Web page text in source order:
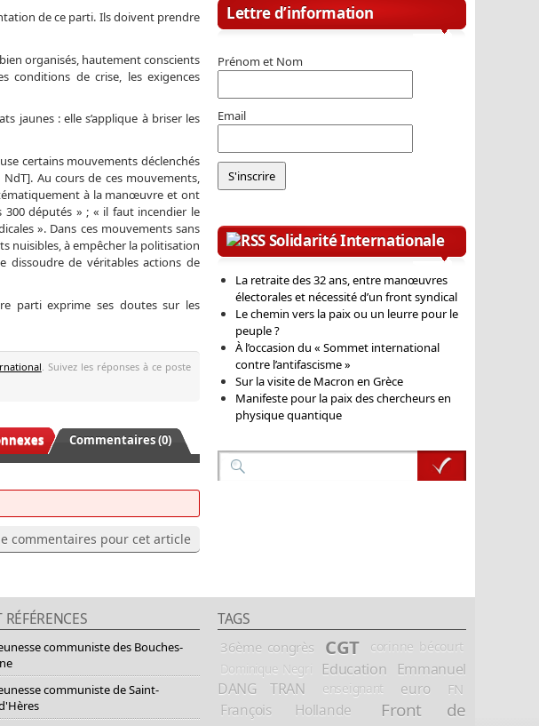
de ce parti. Ils doivent prendre
organisés, hautement conscients
conditions de crise, les exigences
jaunes : elle s’applique à briser les
certains mouvements déclenchés
Au cours de ces mouvements,
à la manœuvre et ont
députés » ; « il faut incendier le
». Dans ces mouvements sans
nuisibles, à empêcher la politisation
dissoudre de véritables actions de
parti exprime ses doutes sur les
. Suivez les réponses à ce poste
Commentaires (0)
commentaires pour cet article
Lettre d’information
Prénom et Nom
Email
Solidarité Internationale
La retraite des 32 ans, entre manœuvres
électorales et nécessité d’un front syndical
Le chemin vers la paix ou un leurre pour le
peuple ?
À l’occasion du « Sommet international
contre l’antifascisme »
Sur la visite de Macron en Grèce
Manifeste pour la paix des chercheurs en
physique quantique
communiste des Bouches-
communiste de Saint-
TAGS
36ème congrès CGT corinne bécourt
Dominique Negri Education
Emmanuel
DANG TRAN
enseignant euro FN
François Hollande
Front de